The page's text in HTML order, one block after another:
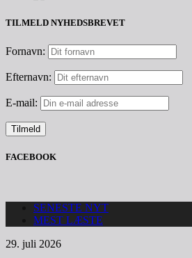
TILMELD NYHEDSBREVET
Fornavn:
Efternavn:
E-mail:
FACEBOOK
SENESTE NYT
MEST LÆSTE
29. juli 2026